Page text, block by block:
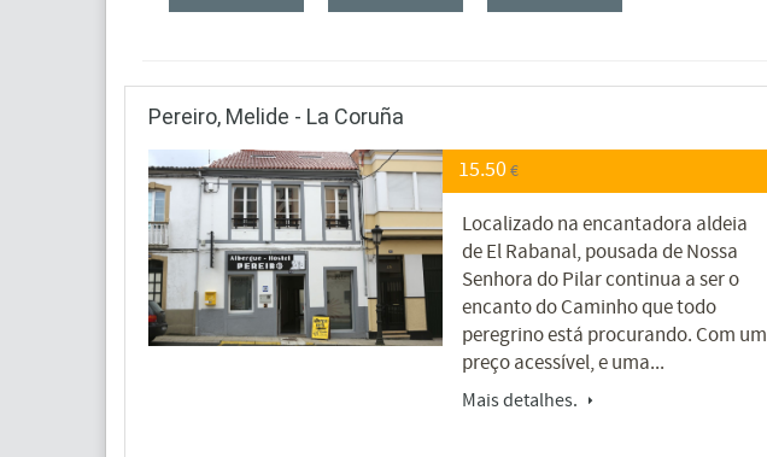
Pereiro, Melide - La Coruña
15.50€
Localizado na encantadora aldeia
de El Rabanal, pousada de Nossa
Senhora do Pilar continua a ser o
encanto do Caminho que todo
peregrino está procurando. Com um
preço acessível, e uma...
Mais detalhes.